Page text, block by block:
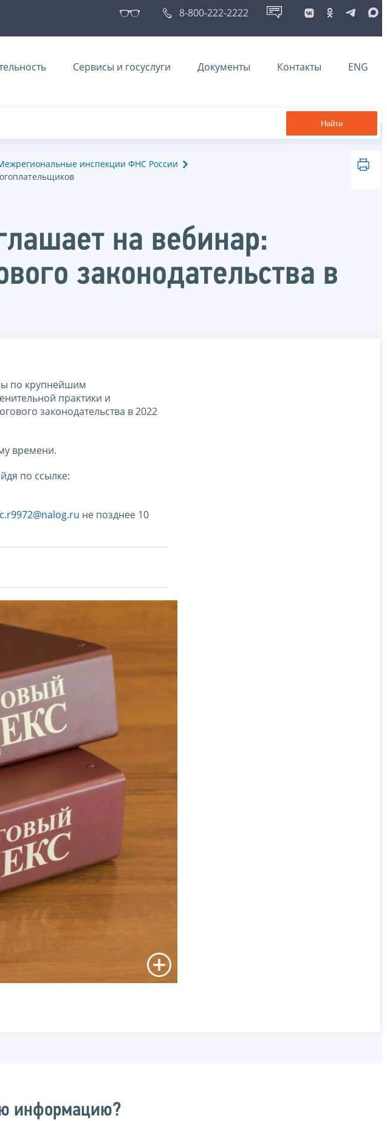
8-800-222-2222
Сервисы и госуслуги Документы Контакты ENG
Найти
инспекции ФНС России
на вебинар:
законодательства в
по крупнейшим
практики и
законодательства в 2022
времени.
по ссылке:
не позднее 10
информацию?